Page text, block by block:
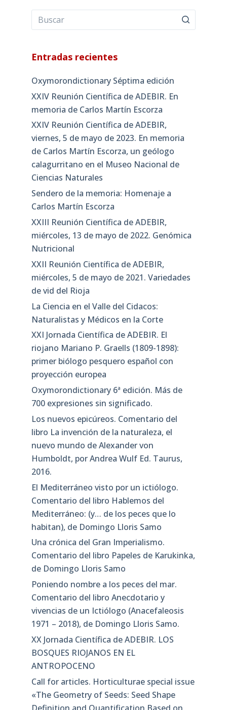
Entradas recientes
Oxymorondictionary Séptima edición
XXIV Reunión Científica de ADEBIR. En
memoria de Carlos Martín Escorza
XXIV Reunión Científica de ADEBIR,
viernes, 5 de mayo de 2023. En memoria
de Carlos Martín Escorza, un geólogo
calagurritano en el Museo Nacional de
Ciencias Naturales
Sendero de la memoria: Homenaje a
Carlos Martín Escorza
XXIII Reunión Científica de ADEBIR,
miércoles, 13 de mayo de 2022. Genómica
Nutricional
XXII Reunión Científica de ADEBIR,
miércoles, 5 de mayo de 2021. Variedades
de vid del Rioja
La Ciencia en el Valle del Cidacos:
Naturalistas y Médicos en la Corte
XXI Jornada Científica de ADEBIR. El
riojano Mariano P. Graells (1809-1898):
primer biólogo pesquero español con
proyección europea
Oxymorondictionary 6ª edición. Más de
700 expresiones sin significado.
Los nuevos epicúreos. Comentario del
libro La invención de la naturaleza, el
nuevo mundo de Alexander von
Humboldt, por Andrea Wulf Ed. Taurus,
2016.
El Mediterráneo visto por un ictiólogo.
Comentario del libro Hablemos del
Mediterráneo: (y… de los peces que lo
habitan), de Domingo Lloris Samo
Una crónica del Gran Imperialismo.
Comentario del libro Papeles de Karukinka,
de Domingo Lloris Samo
Poniendo nombre a los peces del mar.
Comentario del libro Anecdotario y
vivencias de un Ictiólogo (Anacefaleosis
1971 – 2018), de Domingo Lloris Samo.
XX Jornada Científica de ADEBIR. LOS
BOSQUES RIOJANOS EN EL
ANTROPOCENO
Call for articles. Horticulturae special issue
«The Geometry of Seeds: Seed Shape